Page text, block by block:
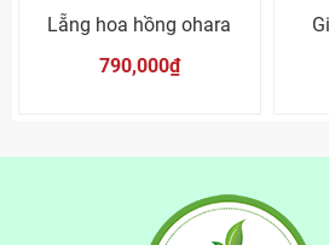
Lẵng hoa hồng ohara
790,000₫